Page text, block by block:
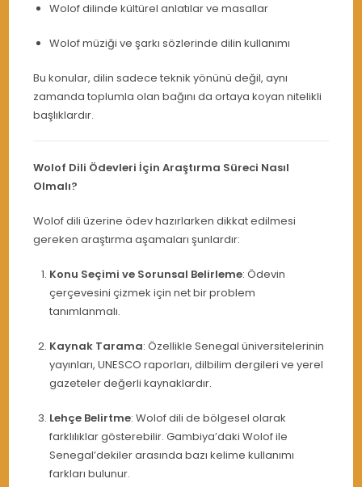
Wolof dilinde kültürel anlatılar ve masallar
Wolof müziği ve şarkı sözlerinde dilin kullanımı
Bu konular, dilin sadece teknik yönünü değil, aynı
zamanda toplumla olan bağını da ortaya koyan nitelikli
başlıklardır.
Wolof Dili Ödevleri İçin Araştırma Süreci Nasıl
Olmalı?
Wolof dili üzerine ödev hazırlarken dikkat edilmesi
gereken araştırma aşamaları şunlardır:
Konu Seçimi ve Sorunsal Belirleme: Ödevin
çerçevesini çizmek için net bir problem
tanımlanmalı.
Kaynak Tarama: Özellikle Senegal üniversitelerinin
yayınları, UNESCO raporları, dilbilim dergileri ve yerel
gazeteler değerli kaynaklardır.
Lehçe Belirtme: Wolof dili de bölgesel olarak
farklılıklar gösterebilir. Gambiya’daki Wolof ile
Senegal’dekiler arasında bazı kelime kullanımı
farkları bulunur.